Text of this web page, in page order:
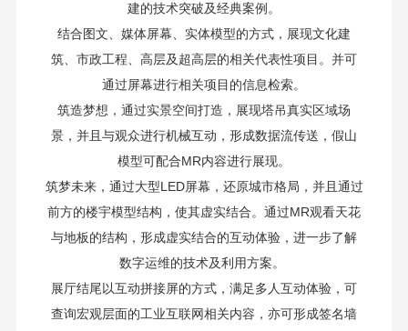
建的技术突破及经典案例。
结合图文、媒体屏幕、实体模型的方式，展现文化建
筑、市政工程、高层及超高层的相关代表性项目。并可
通过屏幕进行相关项目的信息检索。
筑造梦想，通过实景空间打造，展现塔吊真实区域场
景，并且与观众进行机械互动，形成数据流传送，假山
模型可配合MR内容进行展现。
筑梦未来，通过大型LED屏幕，还原城市格局，并且通过
前方的楼宇模型结构，使其虚实结合。通过MR观看天花
与地板的结构，形成虚实结合的互动体验，进一步了解
数字运维的技术及利用方案。
展厅结尾以互动拼接屏的方式，满足多人互动体验，可
查询宏观层面的工业互联网相关内容，亦可形成签名墙